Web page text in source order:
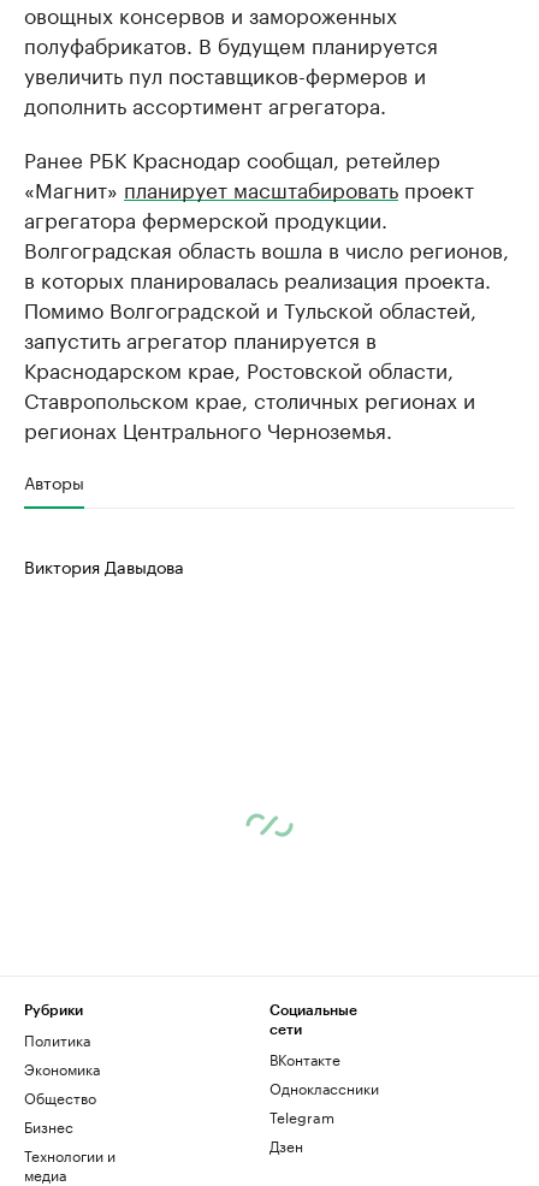
овощных консервов и замороженных
полуфабрикатов. В будущем планируется
увеличить пул поставщиков-фермеров и
дополнить ассортимент агрегатора.
Ранее РБК Краснодар сообщал, ретейлер
«Магнит» планирует масштабировать проект
агрегатора фермерской продукции.
Волгоградская область вошла в число регионов,
в которых планировалась реализация проекта.
Помимо Волгоградской и Тульской областей,
запустить агрегатор планируется в
Краснодарском крае, Ростовской области,
Ставропольском крае, столичных регионах и
регионах Центрального Черноземья.
Авторы
Виктория Давыдова
Рубрики
Политика
Экономика
Общество
Бизнес
Технологии и
медиа
Социальные
сети
ВКонтакте
Одноклассники
Telegram
Дзен